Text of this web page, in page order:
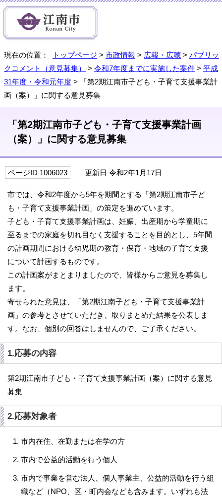
現在の位置： トップページ > 市政情報 > 広報・広聴 > パブリッ
クコメント（意見募集）
> 令和7年度までに実施した案件 > 平成
31年度・令和元年度 > 「第2期江南市子ども・子育て支援事業計
画（案）」に関する意見募集
「第2期江南市子ども・子育て支援事業計画
（案）」に関する意見募集
ページID 1006023 更新日 令和2年1月17日
市では、令和2年度から5年を期間とする「第2期江南市子ど
も・子育て支援事業計画」の策定を進めています。
子ども・子育て支援事業計画は、妊娠、出産期から学童期に
至るまでの家庭を切れ目なく支援することを目的とし、5年間
の計画期間における幼児期の教育・保育・地域の子育て支援
について計画するものです。
この計画案がまとまりましたので、皆様からご意見を募集し
ます。
寄せられた意見は、「第2期江南子ども・子育て支援事業計
画」の参考とさせていただき、取りまとめた結果を公表しま
す。なお、個別の回答はしませんので、ご了承ください。
1.応募の内容
第2期江南市子ども・子育て支援事業計画（案）に関する意見
募集
2.応募対象者
市内在住、在勤または在学の方
市内で公益的活動を行う個人
市内で事業を営む法人、個人事業主、公益的活動を行う組
織など（NPO、区・町内会なども含みます。いずれも法